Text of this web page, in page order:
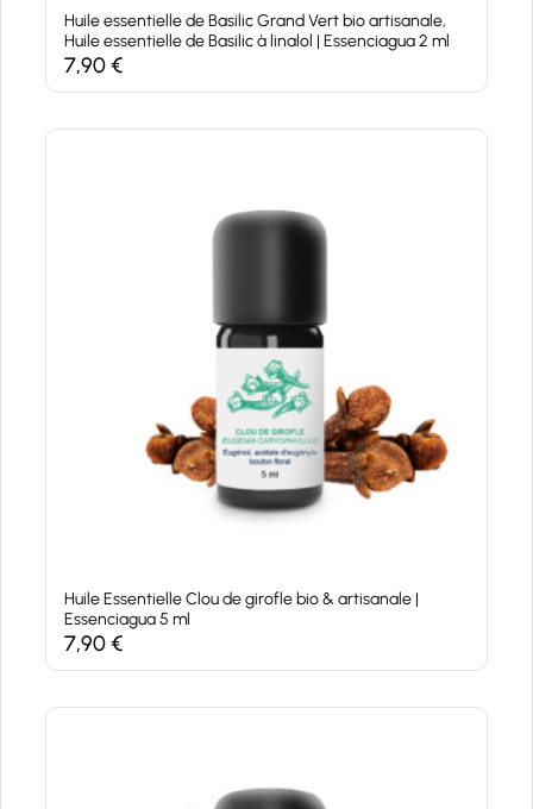
Huile essentielle de Basilic Grand Vert bio artisanale,
Huile essentielle de Basilic à linalol | Essenciagua 2 ml
7,90€
Huile Essentielle Clou de girofle bio & artisanale |
Essenciagua 5 ml
7,90€